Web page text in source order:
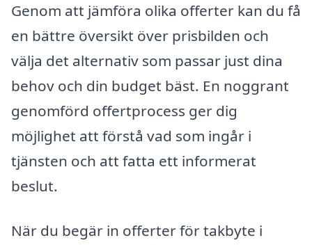
Genom att jämföra olika offerter kan du få
en bättre översikt över prisbilden och
välja det alternativ som passar just dina
behov och din budget bäst. En noggrant
genomförd offertprocess ger dig
möjlighet att förstå vad som ingår i
tjänsten och att fatta ett informerat
beslut.
När du begär in offerter för takbyte i